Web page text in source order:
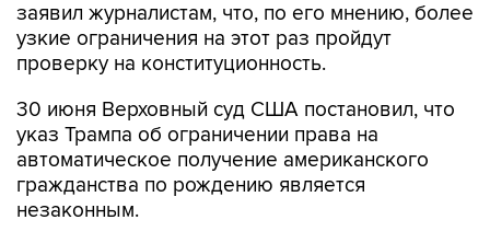
заявил журналистам, что, по его мнению, более
узкие ограничения на этот раз пройдут
проверку на конституционность.
30 июня Верховный суд США постановил, что
указ Трампа об ограничении права на
автоматическое получение американского
гражданства по рождению является
незаконным.